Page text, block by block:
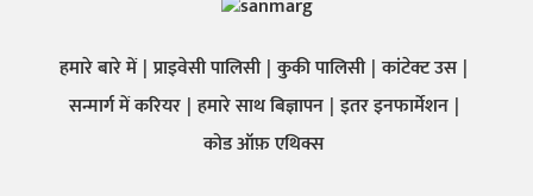
हमारे बारे में प्राइवेसी पालिसी कुकी पालिसी कांटेक्ट उस
सन्मार्ग में करियर हमारे साथ बिज्ञापन इतर इनफार्मेशन
कोड ऑफ़ एथिक्स